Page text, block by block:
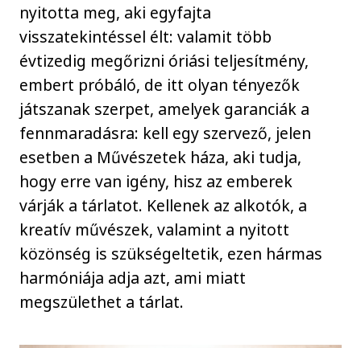
nyitotta meg, aki egyfajta
visszatekintéssel élt: valamit több
évtizedig megőrizni óriási teljesítmény,
embert próbáló, de itt olyan tényezők
játszanak szerpet, amelyek garanciák a
fennmaradásra: kell egy szervező, jelen
esetben a Művészetek háza, aki tudja,
hogy erre van igény, hisz az emberek
várják a tárlatot. Kellenek az alkotók, a
kreatív művészek, valamint a nyitott
közönség is szükségeltetik, ezen hármas
harmóniája adja azt, ami miatt
megszülethet a tárlat.